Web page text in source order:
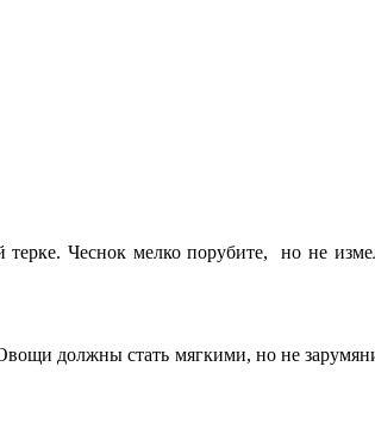
Чеснок мелко порубите, но не
должны стать мягкими, но не